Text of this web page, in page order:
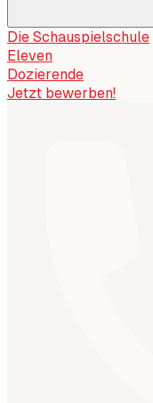
Die Schauspielschule
Eleven
Dozierende
Jetzt bewerben!